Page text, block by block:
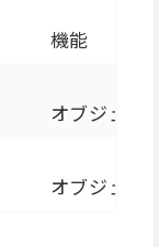
機能
オブジェク
オブジェク